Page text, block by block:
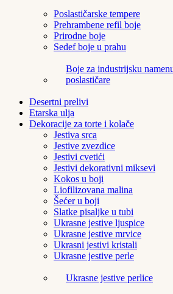
Poslastičarske tempere
Prehrambene refil boje
Prirodne boje
Sedef boje u prahu
Boje za industrijsku
poslastičare
Desertni prelivi
Etarska ulja
Dekoracije za torte i kolače
Jestiva srca
Jestive zvezdice
Jestivi cvetići
Jestivi dekorativni miksevi
Kokos u boji
Liofilizovana malina
Šećer u boji
Slatke pisaljke u tubi
Ukrasne jestive ljuspice
Ukrasne jestive mrvice
Ukrasni jestivi kristali
Ukrasne jestive perle
Ukrasne jestive perlice